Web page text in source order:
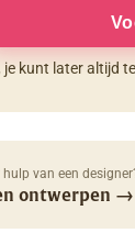
je kunt later altijd
hulp van een
ontwerpen →